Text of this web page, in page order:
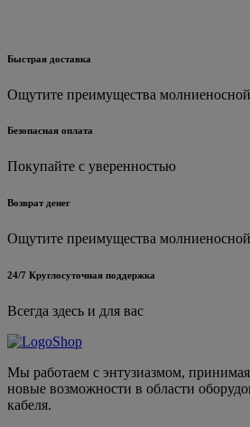
Быстрая доставка
Ощутите преимущества молниеносной
Безопасная оплата
Покупайте с уверенностью
Возврат денег
Ощутите преимущества молниеносной
24/7 Круглосуточная поддержка
Всегда здесь и для вас
Мы работаем с энтузиазмом,
новые возможности в области
кабеля.